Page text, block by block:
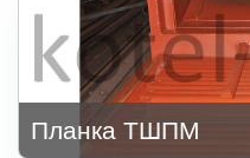
Планка ТШПМ